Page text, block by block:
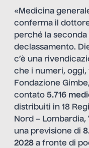
«Medicina
conferma il
perché la
declassamento.
c’è una
che i numeri, oggi,
Fondazione
contato 5.716
distribuiti in 18
Nord –
una previsione di
2028 a fronte di